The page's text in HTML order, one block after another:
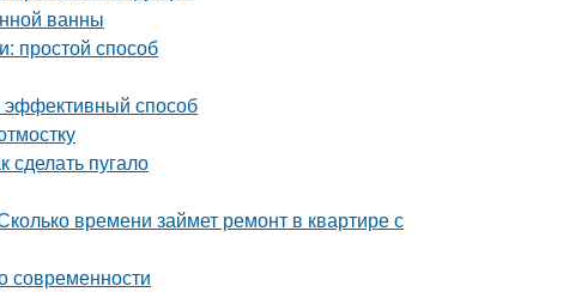
ванны
простой способ
способ
сделать пугало
времени займет ремонт в квартире с
современности